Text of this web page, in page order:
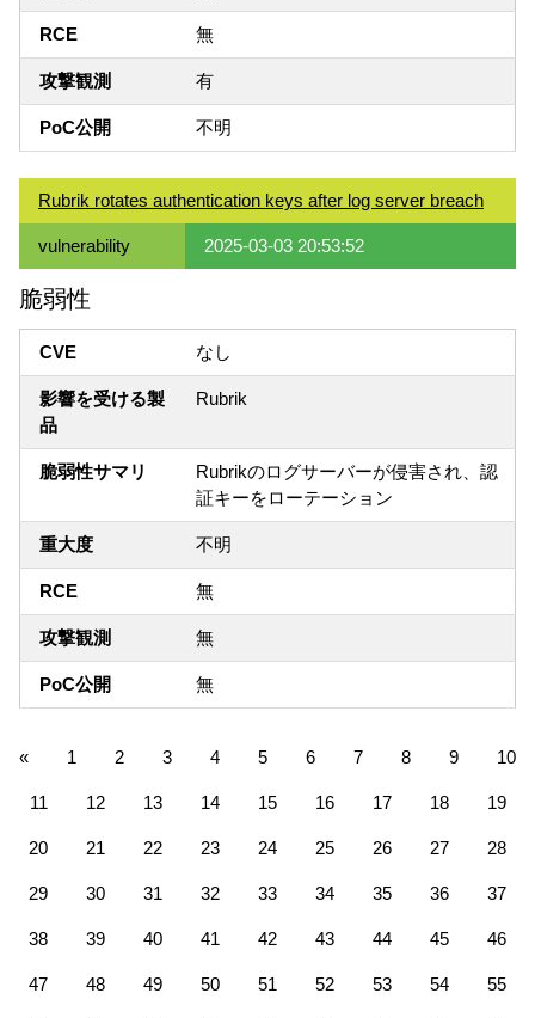
RCE 無
攻撃観測 有
PoC公開 不明
Rubrik rotates authentication keys after log server breach
vulnerability 2025-03-03 20:53:52
脆弱性
CVE なし
影響を受ける製
品
Rubrik
脆弱性サマリ
Rubrikのログサーバーが侵害され、認
証キーをローテーション
重大度 不明
RCE 無
攻撃観測 無
PoC公開 無
« 1 2 3 4 5 6 7 8 9 10
11 12 13 14 15 16 17 18 19
20 21 22 23 24 25 26 27 28
29 30 31 32 33 34 35 36 37
38 39 40 41 42 43 44 45 46
47 48 49 50 51 52 53 54 55